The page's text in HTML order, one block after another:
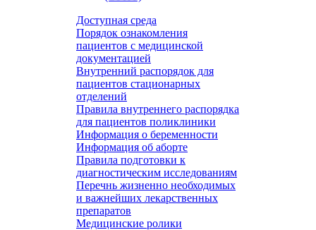
Доступная среда
Порядок ознакомления
пациентов с медицинской
документацией
Внутренний распорядок для
пациентов стационарных
отделений
Правила внутреннего распорядка
для пациентов поликлиники
Информация о беременности
Информация об аборте
Правила подготовки к
диагностическим исследованиям
Перечнь жизненно необходимых
и важнейших лекарственных
препаратов
Медицинские ролики